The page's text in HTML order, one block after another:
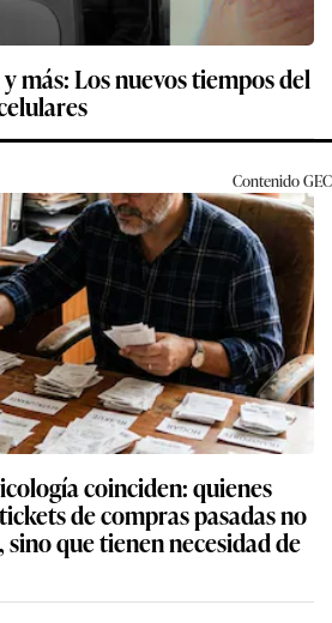
más: Los nuevos tiempos del
ContenidoGEC
coinciden: quienes
de compras pasadas no
que tienen necesidad de